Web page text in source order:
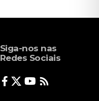
Siga-nos nas
Redes Sociais